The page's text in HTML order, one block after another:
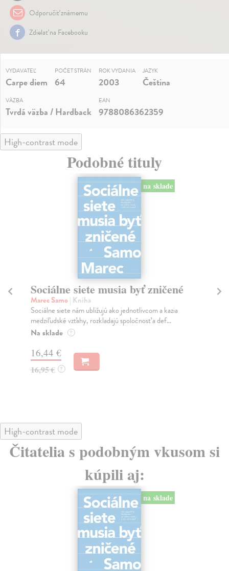
Odporučiť známemu
Zdielať na Facebooku
VYDAVATEĽ
Carpe diem
POČET STRÁN
64
ROK VYDANIA
2003
JAZYK
Čeština
VÄZBA
Tvrdá väzba / Hardback
EAN
9788086362359
High-contrast mode
Podobné tituly
na sklade
Sociálne siete musia byť zničené
Marec Samo| Kniha
Sociálne siete nám ubližujú ako jednotlivcom a kazia
medziľudské vzťahy, rozkladajú spoločnosť a def...
Na sklade ?
16,44 €
16,95 € ?
High-contrast mode
Čitatelia s podobným vkusom si
kúpili aj:
na sklade